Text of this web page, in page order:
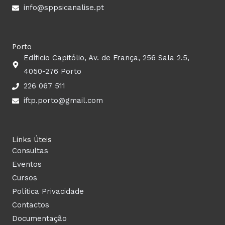
info@sppsicanalise.pt
Porto
Edíficio Capitólio, Av. de França, 256 Sala 2.5,
4050-276 Porto
226 067 511
iftp.porto@gmail.com
Links Úteis
Consultas
Eventos
Cursos
Política Privacidade
Contactos
Documentação